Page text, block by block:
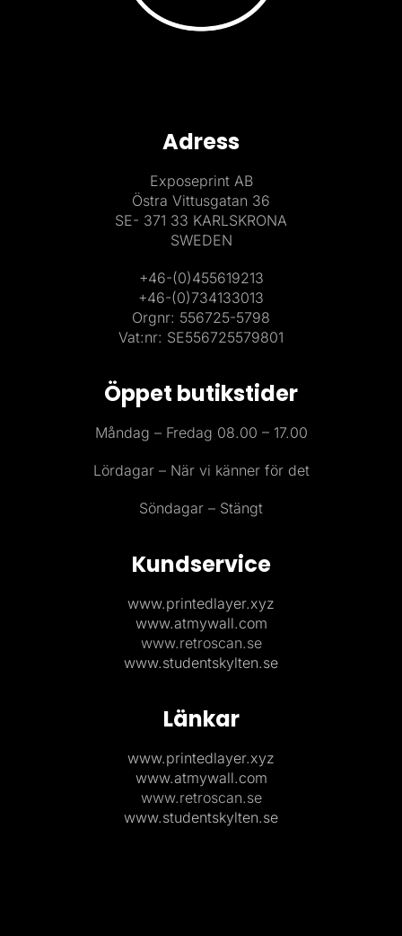
Adress
Exposeprint AB
Östra Vittusgatan 36
SE- 371 33 KARLSKRONA
SWEDEN
+46-(0)455619213
+46-(0)734133013
Orgnr: 556725-5798
Vat:nr: SE556725579801
Öppet butikstider
Måndag – Fredag 08.00 – 17.00
Lördagar – När vi känner för det
Söndagar – Stängt
Kundservice
www.printedlayer.xyz
www.atmywall.com
www.retroscan.se
www.studentskylten.se
Länkar
www.printedlayer.xyz
www.atmywall.com
www.retroscan.se
www.studentskylten.se